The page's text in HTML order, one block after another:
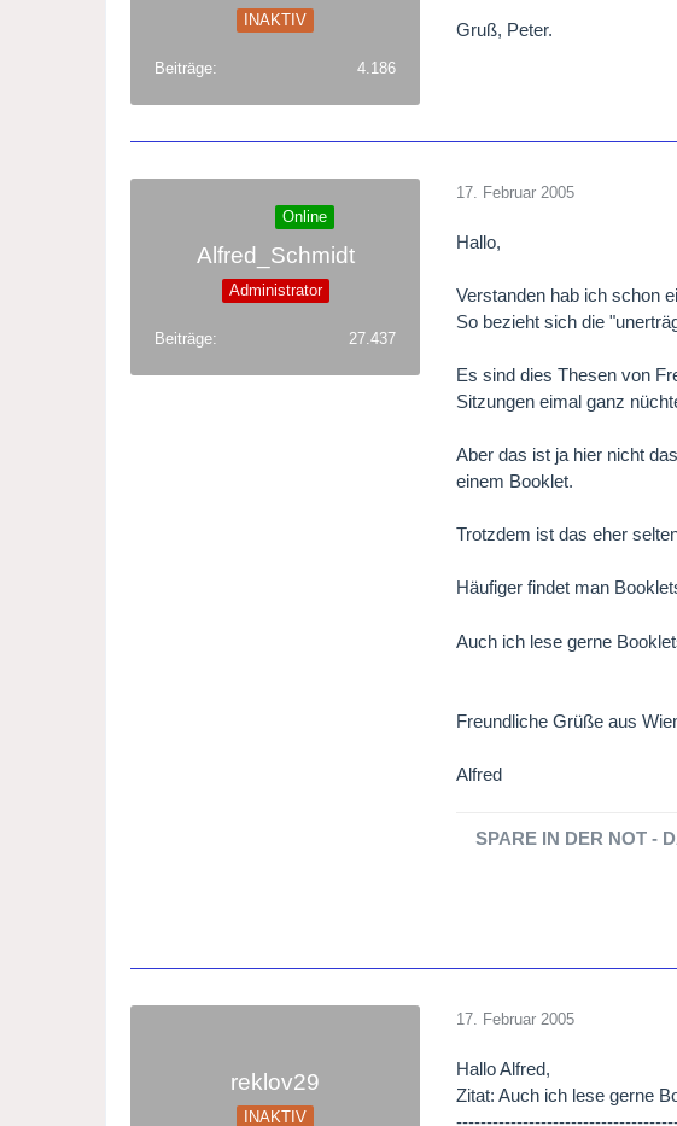
INAKTIV
Beiträge 4.186
Gruß, Peter.
Online
Alfred_Schmidt
Administrator
Beiträge 27.437
17. Februar 2005
Hallo,
Verstanden hab ich schon
So bezieht sich die
Es sind dies Thesen von
Sitzungen eimal ganz
Aber das ist ja hier nicht
einem Booklet.
Trotzdem ist das eher
Häufiger findet man
Auch ich lese gerne
Freundliche Grüße aus
Alfred
SPARE IN DER NOT -
reklov29
INAKTIV
17. Februar 2005
Hallo Alfred,
Zitat: Auch ich lese gerne